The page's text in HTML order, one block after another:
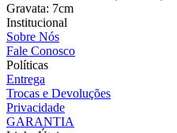
Gravata: 7cm
Institucional
Sobre Nós
Fale Conosco
Políticas
Entrega
Trocas e Devoluções
Privacidade
GARANTIA